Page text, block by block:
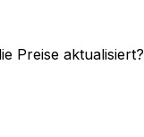
Preise aktualisiert?